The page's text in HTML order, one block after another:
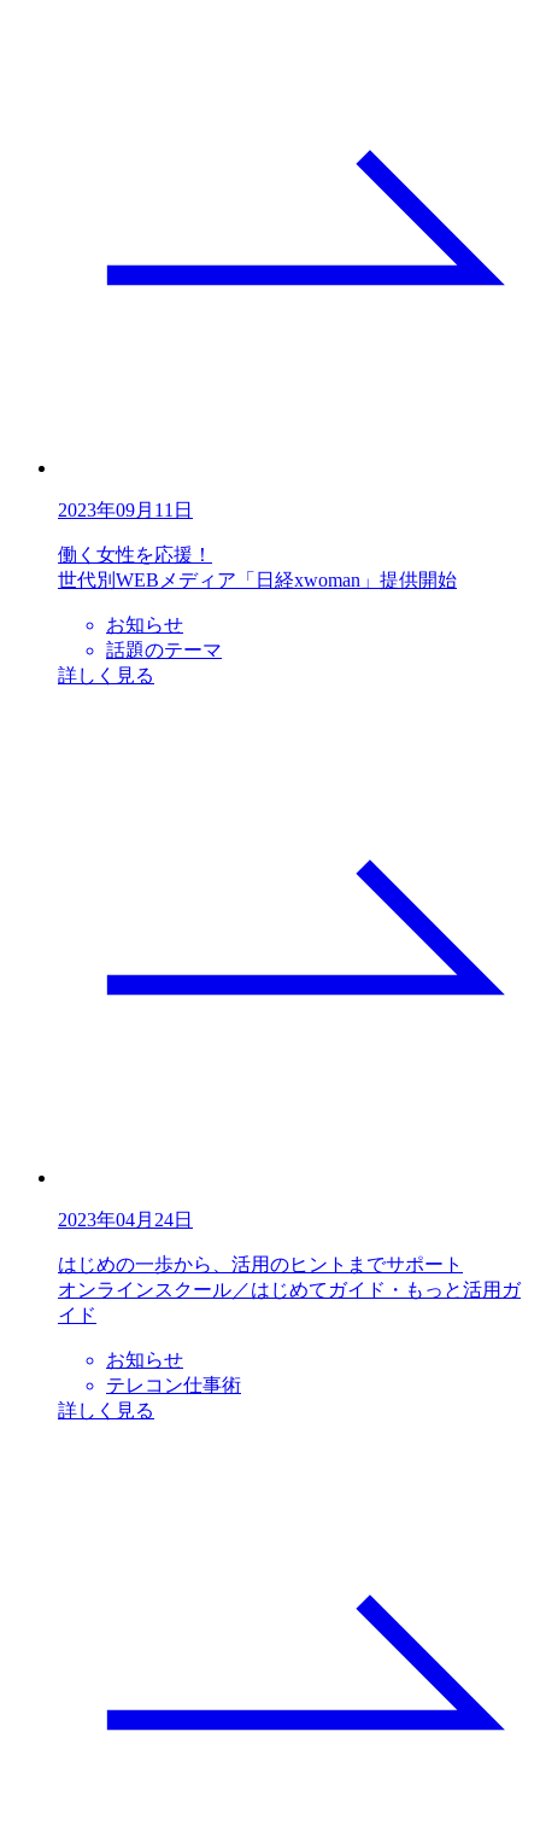
2023年09月11日
働く女性を応援！
世代別WEBメディア「日経xwoman」提供開始
お知らせ
話題のテーマ
詳しく見る
2023年04月24日
はじめの一歩から、活用のヒントまでサポート
オンラインスクール／はじめてガイド・もっと活用ガ
イド
お知らせ
テレコン仕事術
詳しく見る